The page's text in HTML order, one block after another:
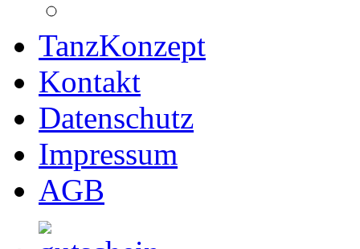
TanzKonzept
Kontakt
Datenschutz
Impressum
AGB